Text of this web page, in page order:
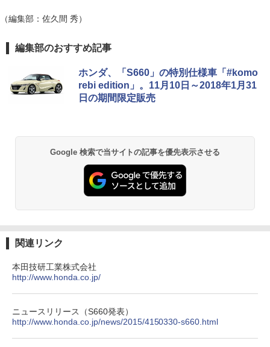
（編集部：佐久間 秀）
編集部のおすすめ記事
ホンダ、「S660」の特別仕様車「#komo
rebi edition」。11月10日～2018年1月31
日の期間限定販売
Google 検索で当サイトの記事を優先表示させる
関連リンク
本田技研工業株式会社
http://www.honda.co.jp/
ニュースリリース（S660発表）
http://www.honda.co.jp/news/2015/4150330-s660.html